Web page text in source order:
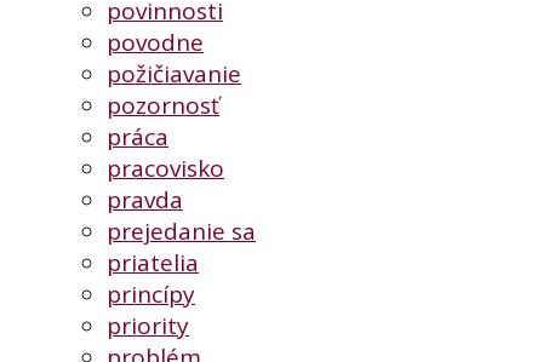
povinnosti
povodne
požičiavanie
pozornosť
práca
pracovisko
pravda
prejedanie sa
priatelia
princípy
priority